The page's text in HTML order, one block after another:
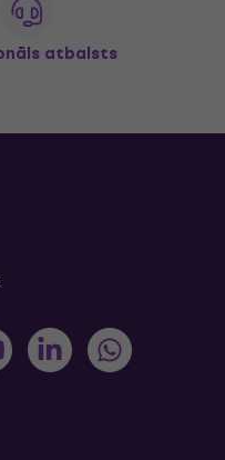
atbalsts